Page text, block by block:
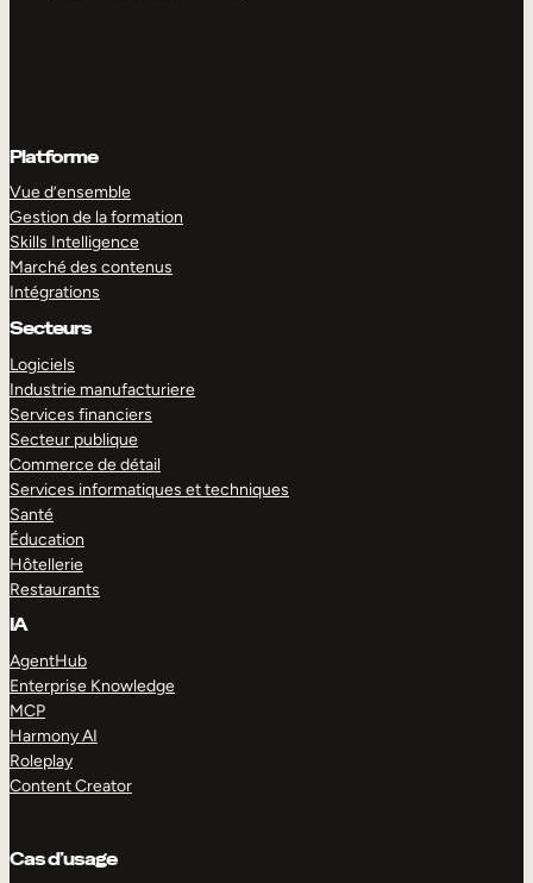
Platforme
Vue d’ensemble
Gestion de la formation
Skills Intelligence
Marché des contenus
Intégrations
Secteurs
Logiciels
Industrie manufacturiere
Services financiers
Secteur publique
Commerce de détail
Services informatiques et techniques
Santé
Éducation
Hôtellerie
Restaurants
IA
AgentHub
Enterprise Knowledge
MCP
Harmony AI
Roleplay
Content Creator
Cas d’usage